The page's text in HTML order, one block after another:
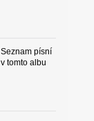
Seznam písní
v tomto albu